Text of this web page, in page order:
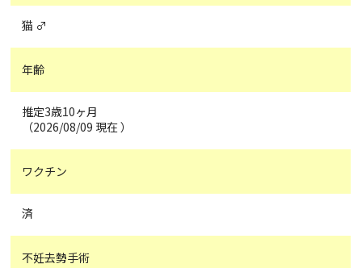
猫 ♂
年齢
推定3歳10ヶ月
（2026/08/09 現在 ）
ワクチン
済
不妊去勢手術